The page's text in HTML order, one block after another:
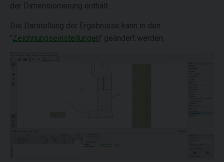
der Dimensionierung enthält.
Die Darstellung der Ergebnisse kann in den
"Zeichnungseinstellungen" geändert werden.